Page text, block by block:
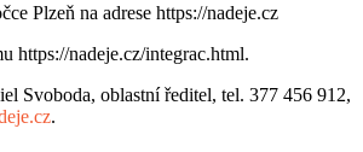
Plzeň na adrese https://nadeje.cz
https://nadeje.cz/integrac.html.
Svoboda, oblastní ředitel, tel. 377 456 912,
.